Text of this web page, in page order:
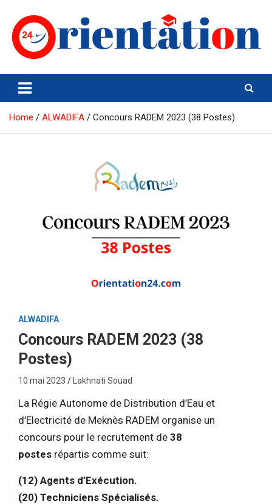
content
Orientation24
Emploi et Orientation au Maroc
Home ALWADIFA Concours RADEM 2023 (38 Postes)
ALWADIFA
Concours RADEM 2023 (38
Postes)
10 mai 2023 Lakhnati Souad
La Régie Autonome de Distribution d’Eau et
d’Electricité de Meknès RADEM organise un
concours pour le recrutement de 38
postes répartis comme suit:
(12) Agents d’Exécution.
(20) Techniciens Spécialisés.